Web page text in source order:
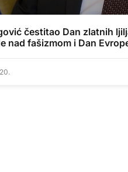
čestitao Dan zlatnih
nad fašizmom i Dan